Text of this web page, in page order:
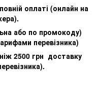
оплаті (онлайн на
або по промокоду)
перевізника)
2500 грн доставку